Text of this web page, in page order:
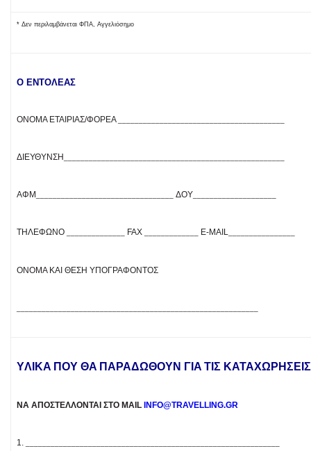
* Δεν περιλαμβάνεται ΦΠΑ, Αγγελιόσημο
O ENTOΛEAΣ
ΌΝΟΜΑ ΕΤΑΙΡΊΑΣ/ΦΟΡΈΑ
ΔΙΕΎΘΥΝΣΗ
ΑΦΜ ΔOY
ΤΗΛΈΦΩΝΟ FAX E-MAIL
ΌΝΟΜΑ ΚΑΙ ΘΈΣΗ ΥΠΟΓΡΆΦΟΝΤΟΣ
YΛIKA ΠOY ΘA ΠAPAΔΩΘOYN ΓIA TΙΣ KATAXΩPHΣΕΙΣ
ΝΑ ΑΠΟΣΤΈΛΛΟΝΤΑΙ ΣΤΟ MAIL INFO@TRAVELLING.GR
1.